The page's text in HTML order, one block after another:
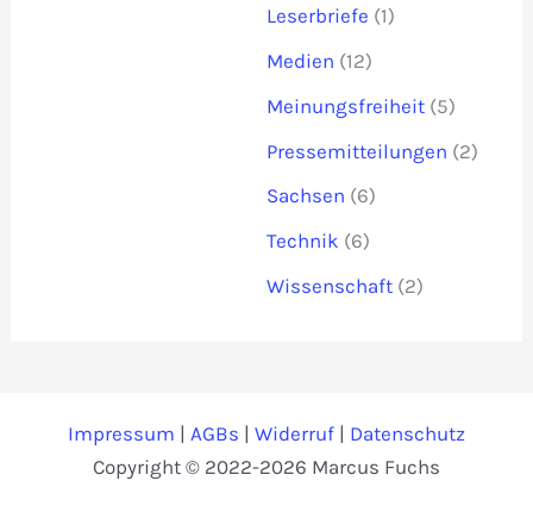
Leserbriefe (1)
Medien (12)
Meinungsfreiheit (5)
Pressemitteilungen (2)
Sachsen (6)
Technik (6)
Wissenschaft (2)
Impressum | AGBs | Widerruf | Datenschutz
Copyright © 2022-2026 Marcus Fuchs